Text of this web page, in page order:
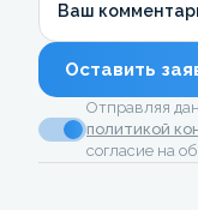
Ваш
Оставить
Отправляя
политикой
согласие на